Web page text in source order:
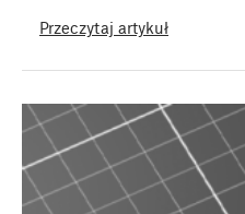
Przeczytaj artykuł